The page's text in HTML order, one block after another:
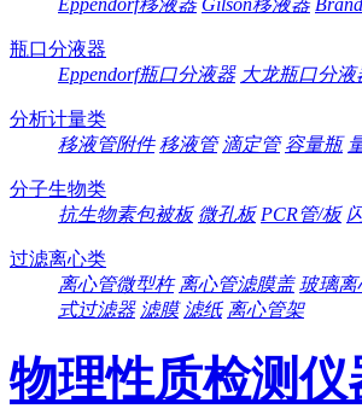
Eppendorf移液器 Gilson移液器
瓶口分液器
Eppendorf瓶口分液器 大龙瓶口分液
分析计量类
移液管附件 移液管 滴定管 容量瓶
分子生物类
抗生物素包被板 微孔板 PCR管/板
过滤离心类
离心管微型杵 离心管滤膜盖 玻璃离
式过滤器 滤膜 滤纸 离心管架
物理性质检测仪